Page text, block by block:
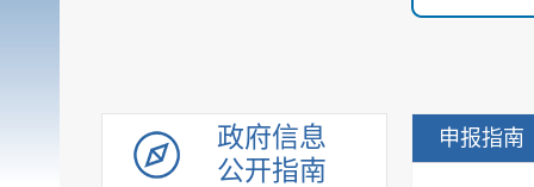
政府信息
公开指南
申报指南